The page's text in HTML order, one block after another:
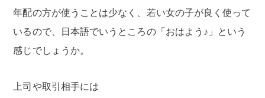
年配の方が使うことは少なく、若い女の子が良く使って
いるので、日本語でいうところの「おはよう♪」という
感じでしょうか。
上司や取引相手には